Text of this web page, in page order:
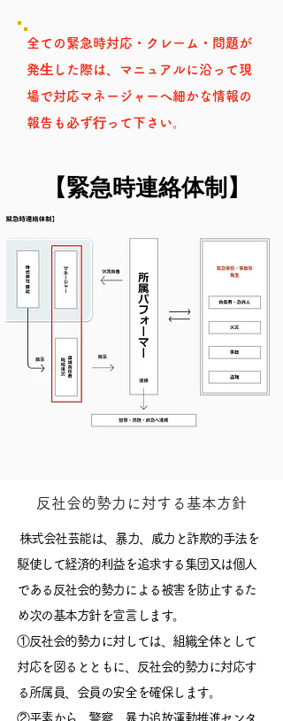
全ての緊急時対応・クレーム・問題が
発⽣した際は、マニュアルに沿って現
場で対応マネージャーへ細かな情報の
報告も必ず⾏って下さい。
【緊急時連絡体制】
反社会的勢力に対する基本方針
株式会社芸能は、暴力、威力と詐欺的手法を
駆使して経済的利益を追求する集団又は個人
である反社会的勢力による被害を防止するた
め次の基本方針を宣言します。
①反社会的勢力に対しては、組織全体として
対応を図るとともに、反社会的勢力に対応す
る所属員、会員の安全を確保します。
②平素から、警察、暴力追放運動推進センタ